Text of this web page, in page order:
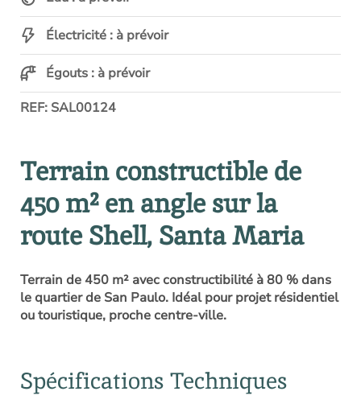
Électricité : à prévoir
Égouts : à prévoir
REF: SAL00124
Terrain constructible de
450 m² en angle sur la
route Shell, Santa Maria
Terrain de 450 m² avec constructibilité à 80 % dans
le quartier de San Paulo. Idéal pour projet résidentiel
ou touristique, proche centre-ville.
Spécifications Techniques